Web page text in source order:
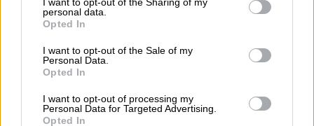
grant or deny consent to Google and its third-party tags to
use your data for below specified purposes in below Google
consent section.
personal data.
Opted In
I want to opt-out of the Sale of my
Personal Data.
Opted In
I want to opt-out of processing my
Personal Data for Targeted Advertising.
Opted In
επιλογή του εμβολιασμού
αντικείμενο της ιατρικής επιστήμης
και
πράξηατομικής
Κάθε δε αντίθετη άποψη, ακόμα και
Κληρικών,δεν εκπροσωπεί την Εκκλησία της